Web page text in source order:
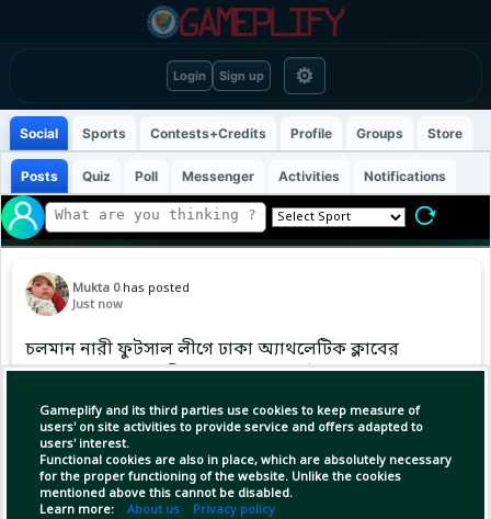
Login Sign up ⚙
Gameplify and its third parties use cookies to keep measure of
users' on site activities to provide service and offers adapted to
users' interest.
Functional cookies are also in place, which are absolutely necessary
for the proper functioning of the website. Unlike the cookies
mentioned above this cannot be disabled.
Learn more: About us Privacy policy
Social Sports Contests+Credits Profile Groups Store
Posts Quiz Poll Messenger Activities Notifications
Mukta 0 has posted
Just now
চলমান নারী ফুটসাল লীগে ঢাকা অ্যাথলেটিক ক্লাবের
হয়ে খেলছেন মাশরাফি কন্যা হুমায়রা মুর্তজা।
Copy Link